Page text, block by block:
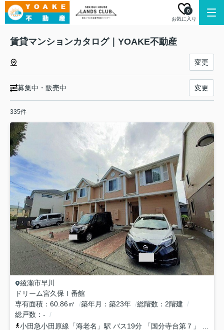
お気に入り
0
賃貸マンションカタログ｜YOAKE不動産
変更
募集中・販売中 変更
335件
綾瀬市早川
ドリーム宮久保Ⅰ番館
専有面積
60.86㎡ 築年月 築23年 総階数
2階建
総戸数
-
小田急小田原線 「海老名 」駅 バス19分 「国分寺台第７」 停歩8分